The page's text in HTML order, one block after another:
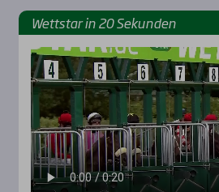
Wett­star in 20 Sekun­den